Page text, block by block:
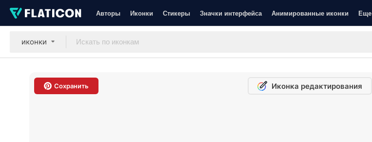
Авторы Иконки Стикеры Значки интерфейса Анимированные иконки Еще
иконки
Сохранить Иконка редактирования